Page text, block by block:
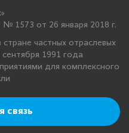
1573 от 26 января 2018 г.
частных отраслевых
1991 года
для комплексного
связь